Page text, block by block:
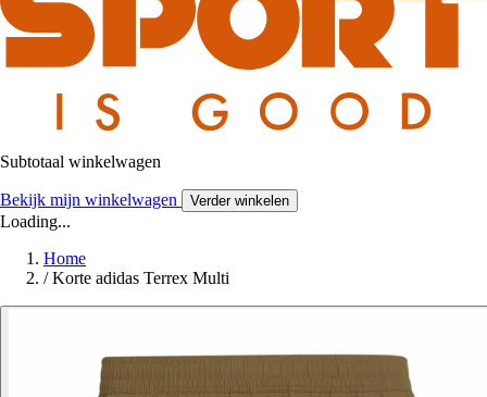
Subtotaal winkelwagen
Bekijk mijn winkelwagen Verder winkelen
Loading...
Home
/ Korte adidas Terrex Multi